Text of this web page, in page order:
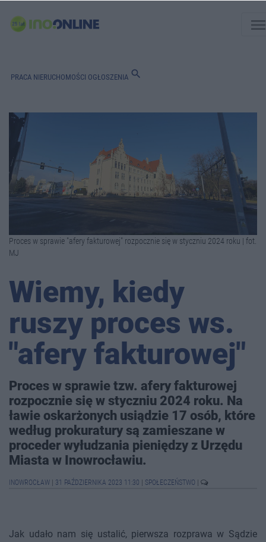
PRACA NIERUCHOMOŚCI OGŁOSZENIA search
Proces w sprawie "afery fakturowej" rozpocznie się w styczniu 2024 roku | fot.
MJ
Wiemy, kiedy
ruszy proces ws.
"afery fakturowej"
Proces w sprawie tzw. afery fakturowej
rozpocznie się w styczniu 2024 roku. Na
ławie oskarżonych usiądzie 17 osób, które
według prokuratury są zamieszane w
proceder wyłudzania pieniędzy z Urzędu
Miasta w Inowrocławiu.
INOWROCŁAW 31 PAŹDZIERNIKA 2023 11:30 SPOŁECZEŃSTWO
Jak udało nam się ustalić, pierwsza rozprawa w Sądzie